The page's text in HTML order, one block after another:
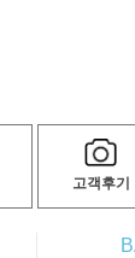
고객후기